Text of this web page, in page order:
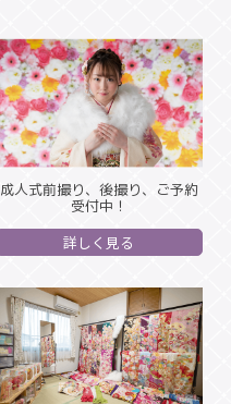
成人式前撮り、後撮り、ご予約
受付中！
詳しく見る